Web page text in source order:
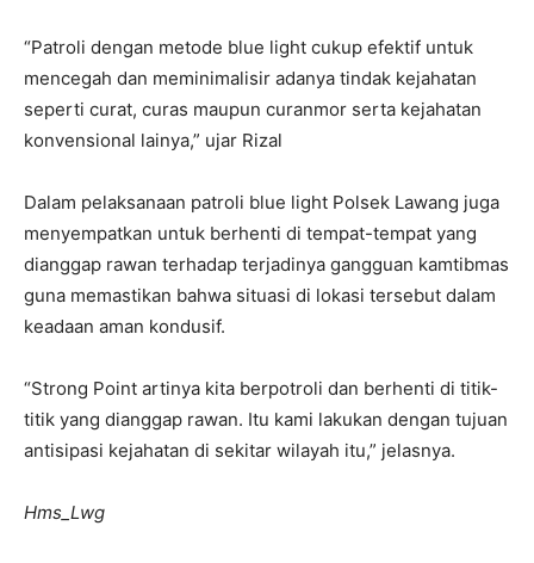
“Patroli dengan metode blue light cukup efektif untuk
mencegah dan meminimalisir adanya tindak kejahatan
seperti curat, curas maupun curanmor serta kejahatan
konvensional lainya,” ujar Rizal
Dalam pelaksanaan patroli blue light Polsek Lawang juga
menyempatkan untuk berhenti di tempat-tempat yang
dianggap rawan terhadap terjadinya gangguan kamtibmas
guna memastikan bahwa situasi di lokasi tersebut dalam
keadaan aman kondusif.
“Strong Point artinya kita berpotroli dan berhenti di titik-
titik yang dianggap rawan. Itu kami lakukan dengan tujuan
antisipasi kejahatan di sekitar wilayah itu,” jelasnya.
Hms_Lwg